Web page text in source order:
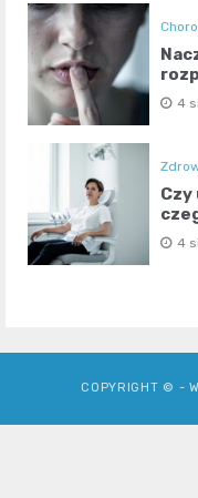
4
Czy
4
COPYRIGHT © -